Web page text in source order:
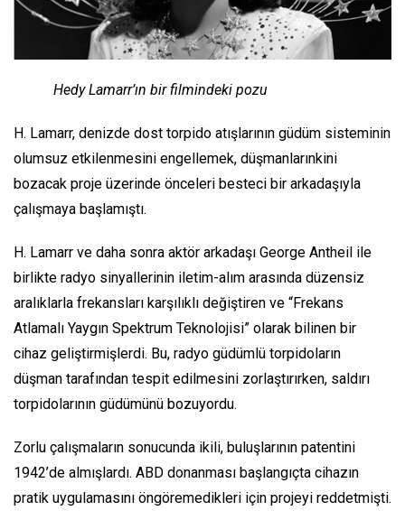
Hedy Lamarr’ın bir filmindeki pozu
H. Lamarr, denizde dost torpido atışlarının güdüm sisteminin
olumsuz etkilenmesini engellemek, düşmanlarınkini
bozacak proje üzerinde önceleri besteci bir arkadaşıyla
çalışmaya başlamıştı.
H. Lamarr ve daha sonra aktör arkadaşı George Antheil ile
birlikte radyo sinyallerinin iletim-alım arasında düzensiz
aralıklarla frekansları karşılıklı değiştiren ve “Frekans
Atlamalı Yaygın Spektrum Teknolojisi” olarak bilinen bir
cihaz geliştirmişlerdi. Bu, radyo güdümlü torpidoların
düşman tarafından tespit edilmesini zorlaştırırken, saldırı
torpidolarının güdümünü bozuyordu.
Zorlu çalışmaların sonucunda ikili, buluşlarının patentini
1942’de almışlardı. ABD donanması başlangıçta cihazın
pratik uygulamasını öngöremedikleri için projeyi reddetmişti.